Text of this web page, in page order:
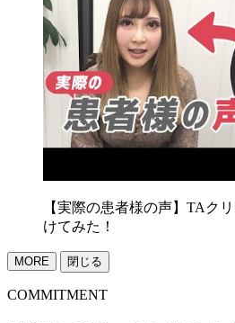
【実際の患者様の声】TAク
けてみた！
MORE 閉じる
COMMITMENT